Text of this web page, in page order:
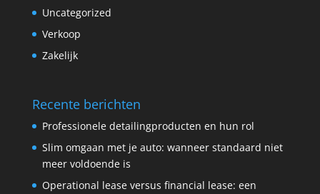
Uncategorized
Verkoop
Zakelijk
Recente berichten
Professionele detailingproducten en hun rol
Slim omgaan met je auto: wanneer standaard niet
meer voldoende is
Operational lease versus financial lease: een